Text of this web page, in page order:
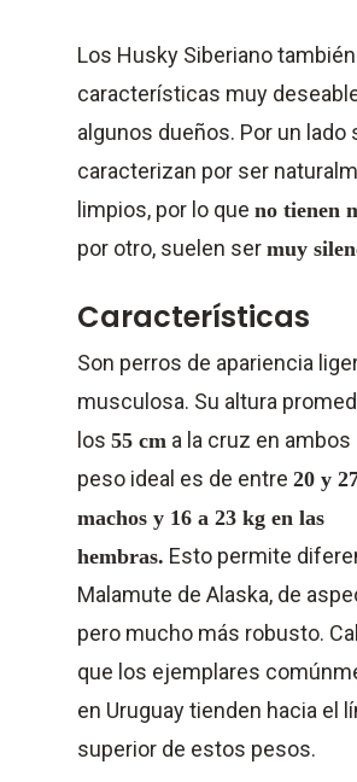
Los Husky Siberiano
características muy
algunos dueños. Por un lado
caracterizan por ser
limpios, por lo que no tienen
por otro, suelen ser muy
Características
Son perros de apariencia
musculosa. Su altura
los 55 cm a la cruz en ambos
peso ideal es de entre 20 y
machos y 16 a 23 kg en las
hembras. Esto permite
Malamute de Alaska, de
pero mucho más robusto.
que los ejemplares
en Uruguay tienden hacia el
superior de estos pesos.